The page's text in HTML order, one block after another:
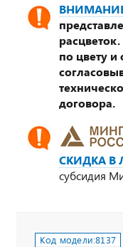
ВНИМАНИЕ
по цвету и
договора.
СКИДКА В
субсидия
Код модели:8137